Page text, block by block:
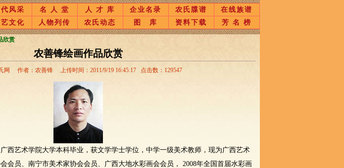
风采 名 人 堂 人 才 库 企业名录 农氏牒谱
在线族谱
文化 人物列传 农氏动态 图 库 资料下载 芳 名 榜
欣赏
农善锋绘画作品欣赏
网 作者：农善锋 上传时间：2011/9/19 16:45:17 点击数：129547
艺术学院大学本科毕业，获文学学士学位，中学一级美术教师，现为广西艺术
会员、南宁市美术家协会会员、广西大地水彩画会会员， 2008年全国首届水彩画